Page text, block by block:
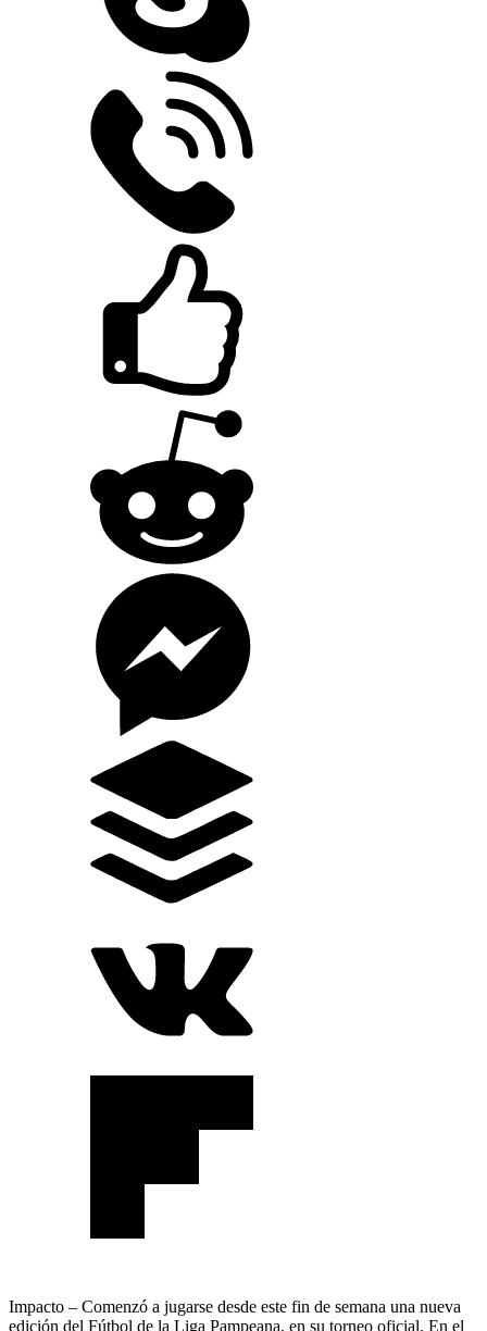
Impacto – Comenzó a jugarse desde este fin de semana una nueva
edición del Fútbol de la Liga Pampeana, en su torneo oficial. En el